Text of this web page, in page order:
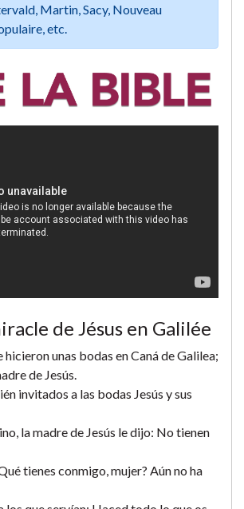
Martin, Sacy, Nouveau
etc.
de Jésus en Galilée
hicieron unas bodas en Caná de Galilea;
de Jesús.
invitados a las bodas Jesús y sus
la madre de Jesús le dijo: No tienen
tienes conmigo, mujer? Aún no ha